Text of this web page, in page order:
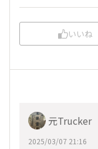
いいね
元Trucker
2025/03/07 21:16